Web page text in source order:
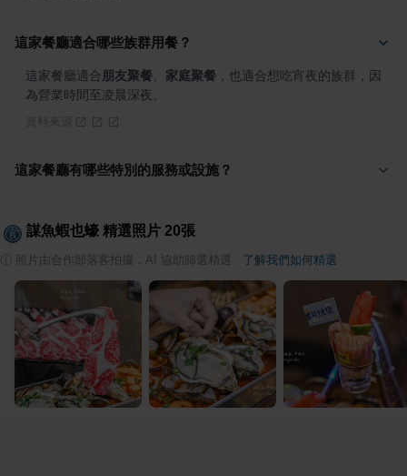
這家餐廳適合哪些族群用餐？
這家餐廳適合 朋友聚餐 家庭聚餐 ，也適合想吃宵夜的族群，因
為營業時間至凌晨深夜。
這家餐廳有哪些特別的服務或設施？
謀魚蝦也蠔 精選照片 20張
照片由合作部落客拍攝，AI 協助篩選精選 了解我們如何精選